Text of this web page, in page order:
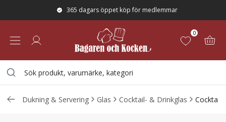
365 dagars öppet köp för medlemmar
0
Dukning & Servering Glas Cocktail- & Drinkglas